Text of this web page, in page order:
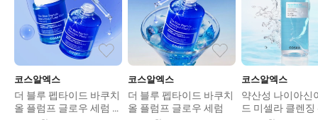
코스알엑스
더 블루 펩타이드 바쿠치
올 플럼프 글로우 세럼 5
코스알엑스
더 블루 펩타이드 바쿠치
올 플럼프 글로우 세럼
코스알엑스
약산성 나이아신
드 미셀라 클렌징